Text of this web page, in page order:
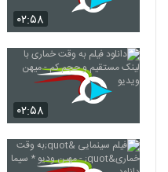
۰۲:۵۸
۰۲:۵۸